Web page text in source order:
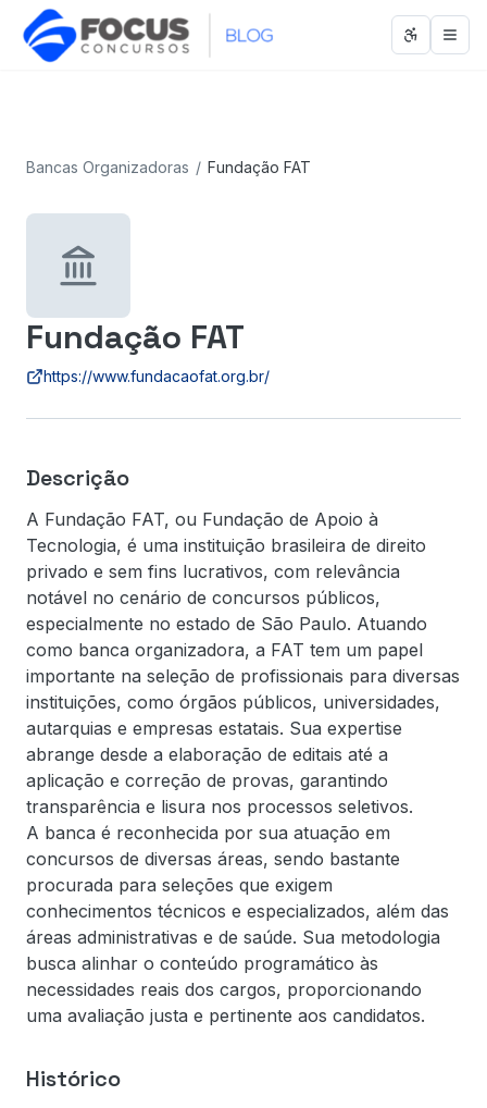
Abrir
Bancas Organizadoras / Fundação FAT
Fundação FAT
https://www.fundacaofat.org.br/
Descrição
A Fundação FAT, ou Fundação de Apoio à
Tecnologia, é uma instituição brasileira de direito
privado e sem fins lucrativos, com relevância
notável no cenário de concursos públicos,
especialmente no estado de São Paulo. Atuando
como banca organizadora, a FAT tem um papel
importante na seleção de profissionais para diversas
instituições, como órgãos públicos, universidades,
autarquias e empresas estatais. Sua expertise
abrange desde a elaboração de editais até a
aplicação e correção de provas, garantindo
transparência e lisura nos processos seletivos.
A banca é reconhecida por sua atuação em
concursos de diversas áreas, sendo bastante
procurada para seleções que exigem
conhecimentos técnicos e especializados, além das
áreas administrativas e de saúde. Sua metodologia
busca alinhar o conteúdo programático às
necessidades reais dos cargos, proporcionando
uma avaliação justa e pertinente aos candidatos.
Histórico